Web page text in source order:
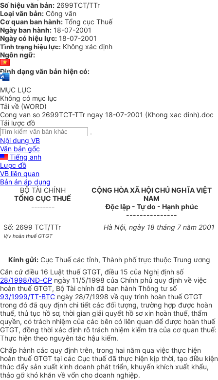
Số hiệu văn bản: 2699TCT/TTr
Loại văn bản: Công văn
Cơ quan ban hành: Tổng cục Thuế
Ngày ban hành: 18-07-2001
Ngày có hiệu lực: 18-07-2001
Tình trạng hiệu lực: Không xác định
Ngôn ngữ:
Định dạng văn bản hiện có:
MỤC LỤC
Không có mục lục
Tải về (WORD)
Cong van so 2699TCT-TTr ngay 18-07-2001 (Khong xac dinh).doc
Tải lược đồ
Nội dung VB
Văn bản gốc
Tiếng anh
Lược đồ
VB liên quan
Bản án áp dụng
BỘ TÀI CHÍNH
TỔNG CỤC THUẾ
--------
CỘNG HÒA XÃ HỘI CHỦ NGHĨA VIỆT
NAM
Độc lập - Tự do - Hạnh phúc
---------------
Số: 2699 TCT/TTr
V/v hoàn thuế GTGT
Hà Nội, ngày 18 tháng 7 năm 2001
Kính gửi:Cục Thuế các tỉnh, Thành phố trực thuộc Trung ương
Căn cứ điều 16 Luật thuế GTGT, điều 15 của Nghị định số
28/1998/NĐ-CP ngày 11/5/1998 của Chính phủ quy định về việc
hoàn thuế GTGT, Bộ Tài chính đã ban hành Thông tư số
93/1999/TT-BTC ngày 28/7/1998 về quy trình hoàn thuế GTGT
trong đó đã quy định chi tiết các đối tượng, trường hợp được hoàn
thuế, thủ tục hồ sơ, thời gian giải quyết hồ sơ xin hoàn thuế, thẩm
quyền, có trách nhiệm của các bên có liên quan để được hoàn thuế
GTGT, đồng thời xác định rõ trách nhiệm kiểm tra của cơ quan thuế:
Thực hiện theo nguyên tắc hậu kiểm.
Chấp hành các quy định trên, trong hai năm qua việc thực hiện
hoàn thuế GTGT tại các Cục thuế đã thực hiện kịp thời, tạo điều kiện
thúc đẩy sản xuất kinh doanh phát triển, khuyến khích xuất khẩu,
tháo gỡ khó khăn về vốn cho doanh nghiệp.